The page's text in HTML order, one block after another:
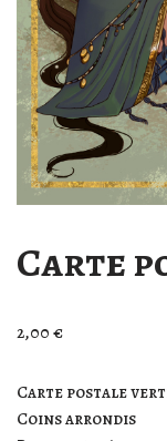
Carte
2,00 €
Carte postale
Coins arrondis